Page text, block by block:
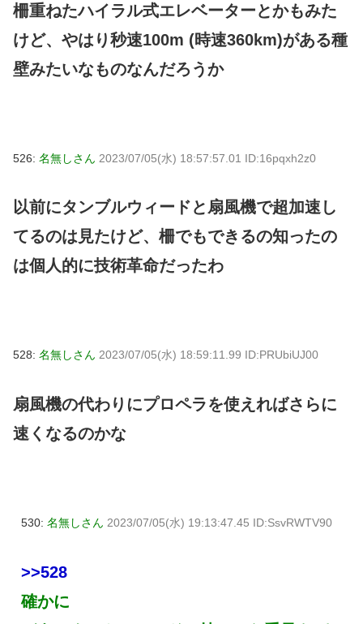
柵重ねたハイラル式エレベーターとかもみた
けど、やはり秒速100m (時速360km)がある種
壁みたいなものなんだろうか
526: 名無しさん 2023/07/05(水) 18:57:57.01 ID:16pqxh2z0
以前にタンブルウィードと扇風機で超加速し
てるのは見たけど、柵でもできるの知ったの
は個人的に技術革命だったわ
528: 名無しさん 2023/07/05(水) 18:59:11.99 ID:PRUbiUJ00
扇風機の代わりにプロペラを使えればさらに
速くなるのかな
530: 名無しさん 2023/07/05(水) 19:13:47.45 ID:SsvRWTV90
>>528
確かに